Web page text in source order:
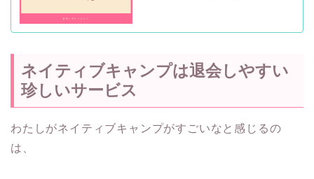
ネイティブキャンプは退会しやすい
珍しいサービス
わたしがネイティブキャンプがすごいなと感じるの
は、